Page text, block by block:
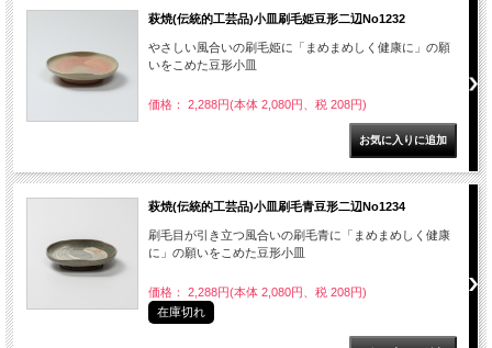
萩焼(伝統的工芸品)小皿刷毛姫豆形二辺No1232
やさしい風合いの刷毛姫に「まめまめしく健康に」の願
いをこめた豆形小皿
価格： 2,288円(本体 2,080円、税 208円)
萩焼(伝統的工芸品)小皿刷毛青豆形二辺No1234
刷毛目が引き立つ風合いの刷毛青に「まめまめしく健康
に」の願いをこめた豆形小皿
価格： 2,288円(本体 2,080円、税 208円)
在庫切れ